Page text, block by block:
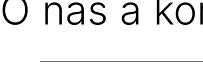
přírody
O nás a